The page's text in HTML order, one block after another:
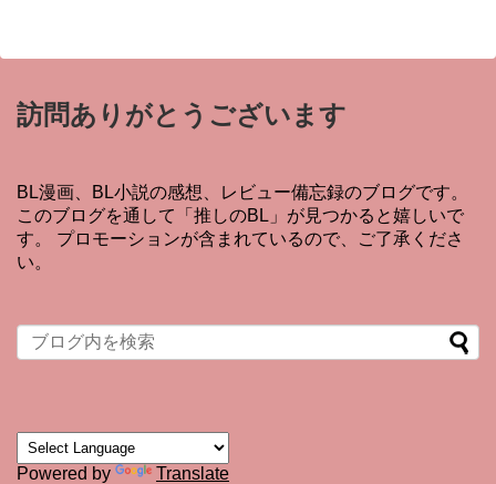
訪問ありがとうございます
BL漫画、BL小説の感想、レビュー備忘録のブログです。
このブログを通して「推しのBL」が見つかると嬉しいで
す。 プロモーションが含まれているので、ご了承くださ
い。
Powered by Translate